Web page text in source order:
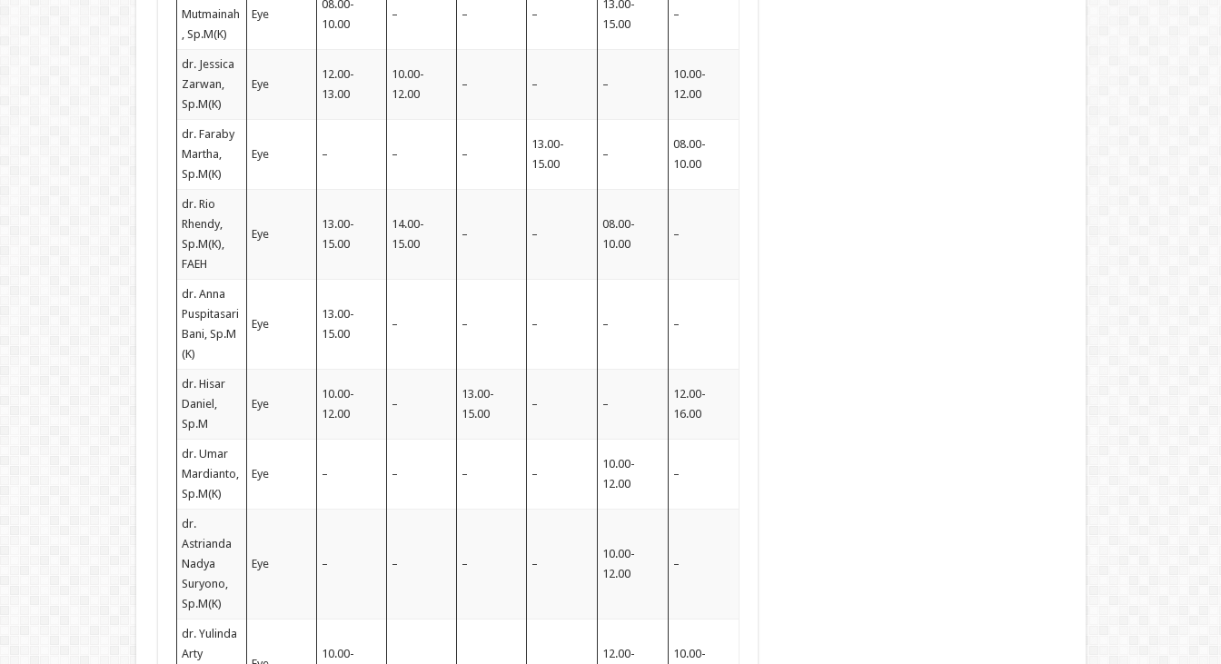
Mutmainah
, Sp.M(K)
Eye
08.00-
10.00
– – –
13.00-
15.00
–
dr. Jessica
Zarwan,
Sp.M(K)
Eye
12.00-
13.00
10.00-
12.00
– – –
10.00-
12.00
dr. Faraby
Martha,
Sp.M(K)
Eye – – –
13.00-
15.00
–
08.00-
10.00
dr. Rio
Rhendy,
Sp.M(K),
FAEH
Eye
13.00-
15.00
14.00-
15.00
– –
08.00-
10.00
–
dr. Anna
Puspitasari
Bani, Sp.M
(K)
Eye
13.00-
15.00
– – – – –
dr. Hisar
Daniel,
Sp.M
Eye
10.00-
12.00
–
13.00-
15.00
– –
12.00-
16.00
dr. Umar
Mardianto,
Sp.M(K)
Eye – – – –
10.00-
12.00
–
dr.
Astrianda
Nadya
Suryono,
Sp.M(K)
Eye – – – –
10.00-
12.00
–
dr. Yulinda
Arty
10.00- 12.00- 10.00-